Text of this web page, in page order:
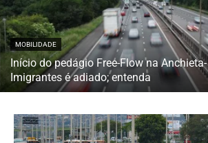
MOBILIDADE
Início do pedágio Free-Flow na Anchieta-
Imigrantes é adiado; entenda